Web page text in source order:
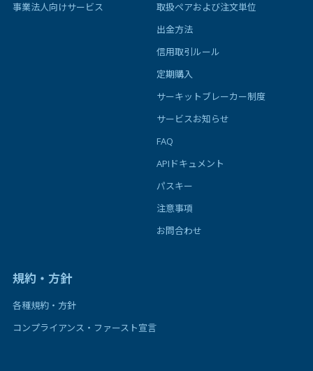
事業法人向けサービス
取扱ペアおよび注文単位
出金方法
信用取引ルール
定期購入
サーキットブレーカー制度
サービスお知らせ
FAQ
APIドキュメント
パスキー
注意事項
お問合わせ
規約・方針
各種規約・方針
コンプライアンス・ファースト宣言